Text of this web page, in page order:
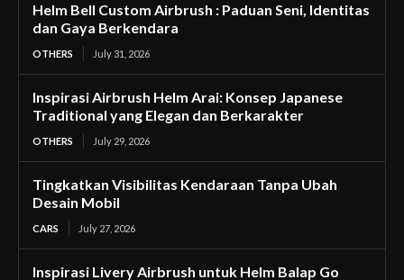
Helm Bell Custom Airbrush : Paduan Seni, Identitas
dan Gaya Berkendara
OTHERS July 31, 2026
Inspirasi Airbrush Helm Arai: Konsep Japanese
Traditional yang Elegan dan Berkarakter
OTHERS July 29, 2026
Tingkatkan Visibilitas Kendaraan Tanpa Ubah
Desain Mobil
CARS July 27, 2026
Inspirasi Livery Airbrush untuk Helm Balap Go